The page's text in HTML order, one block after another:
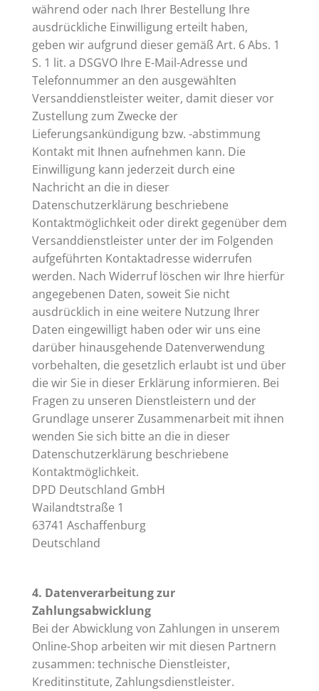
während oder nach Ihrer Bestellung Ihre
ausdrückliche Einwilligung erteilt haben,
geben wir aufgrund dieser gemäß Art. 6 Abs. 1
S. 1 lit. a DSGVO Ihre E-Mail-Adresse und
Telefonnummer an den ausgewählten
Versanddienstleister weiter, damit dieser vor
Zustellung zum Zwecke der
Lieferungsankündigung bzw. -abstimmung
Kontakt mit Ihnen aufnehmen kann. Die
Einwilligung kann jederzeit durch eine
Nachricht an die in dieser
Datenschutzerklärung beschriebene
Kontaktmöglichkeit oder direkt gegenüber dem
Versanddienstleister unter der im Folgenden
aufgeführten Kontaktadresse widerrufen
werden. Nach Widerruf löschen wir Ihre hierfür
angegebenen Daten, soweit Sie nicht
ausdrücklich in eine weitere Nutzung Ihrer
Daten eingewilligt haben oder wir uns eine
darüber hinausgehende Datenverwendung
vorbehalten, die gesetzlich erlaubt ist und über
die wir Sie in dieser Erklärung informieren. Bei
Fragen zu unseren Dienstleistern und der
Grundlage unserer Zusammenarbeit mit ihnen
wenden Sie sich bitte an die in dieser
Datenschutzerklärung beschriebene
Kontaktmöglichkeit.
DPD Deutschland GmbH
Wailandtstraße 1
63741 Aschaffenburg
Deutschland
4. Datenverarbeitung zur
Zahlungsabwicklung
Bei der Abwicklung von Zahlungen in unserem
Online-Shop arbeiten wir mit diesen Partnern
zusammen: technische Dienstleister,
Kreditinstitute, Zahlungsdienstleister.